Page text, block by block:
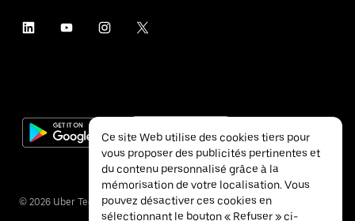
© 2026 Uber Technologies Inc.
Ce site Web utilise des cookies tiers pour
vous proposer des publicités pertinentes et
du contenu personnalisé grâce à la
mémorisation de votre localisation. Vous
pouvez désactiver ces cookies en
sélectionnant le bouton « Refuser » ci-